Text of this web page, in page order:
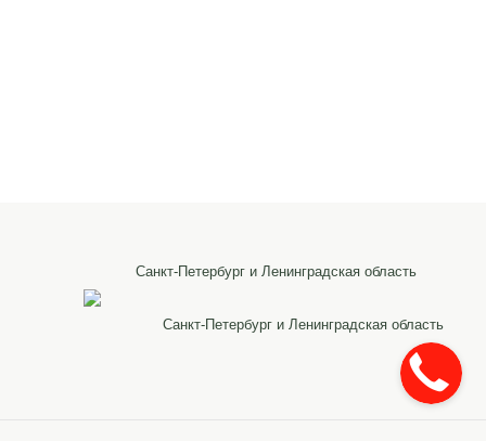
Санкт-Петербург и Ленинградская область
Санкт-Петербург и Ленинградская область